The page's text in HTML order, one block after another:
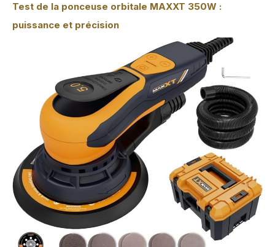
Test de la ponceuse orbitale MAXXT 350W :
puissance et précision